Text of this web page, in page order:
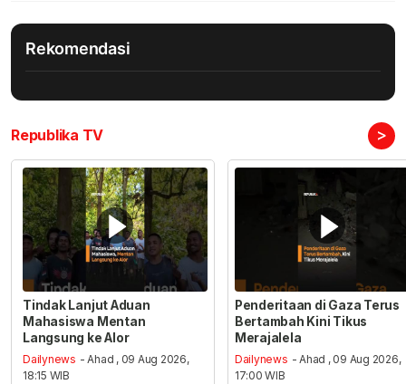
Rekomendasi
Republika TV >
Tindak Lanjut Aduan
Mahasiswa Mentan
Langsung ke Alor
Dailynews - Ahad , 09 Aug 2026,
18:15 WIB
Penderitaan di Gaza Terus
Bertambah Kini Tikus
Merajalela
Dailynews - Ahad , 09 Aug 2026,
17:00 WIB